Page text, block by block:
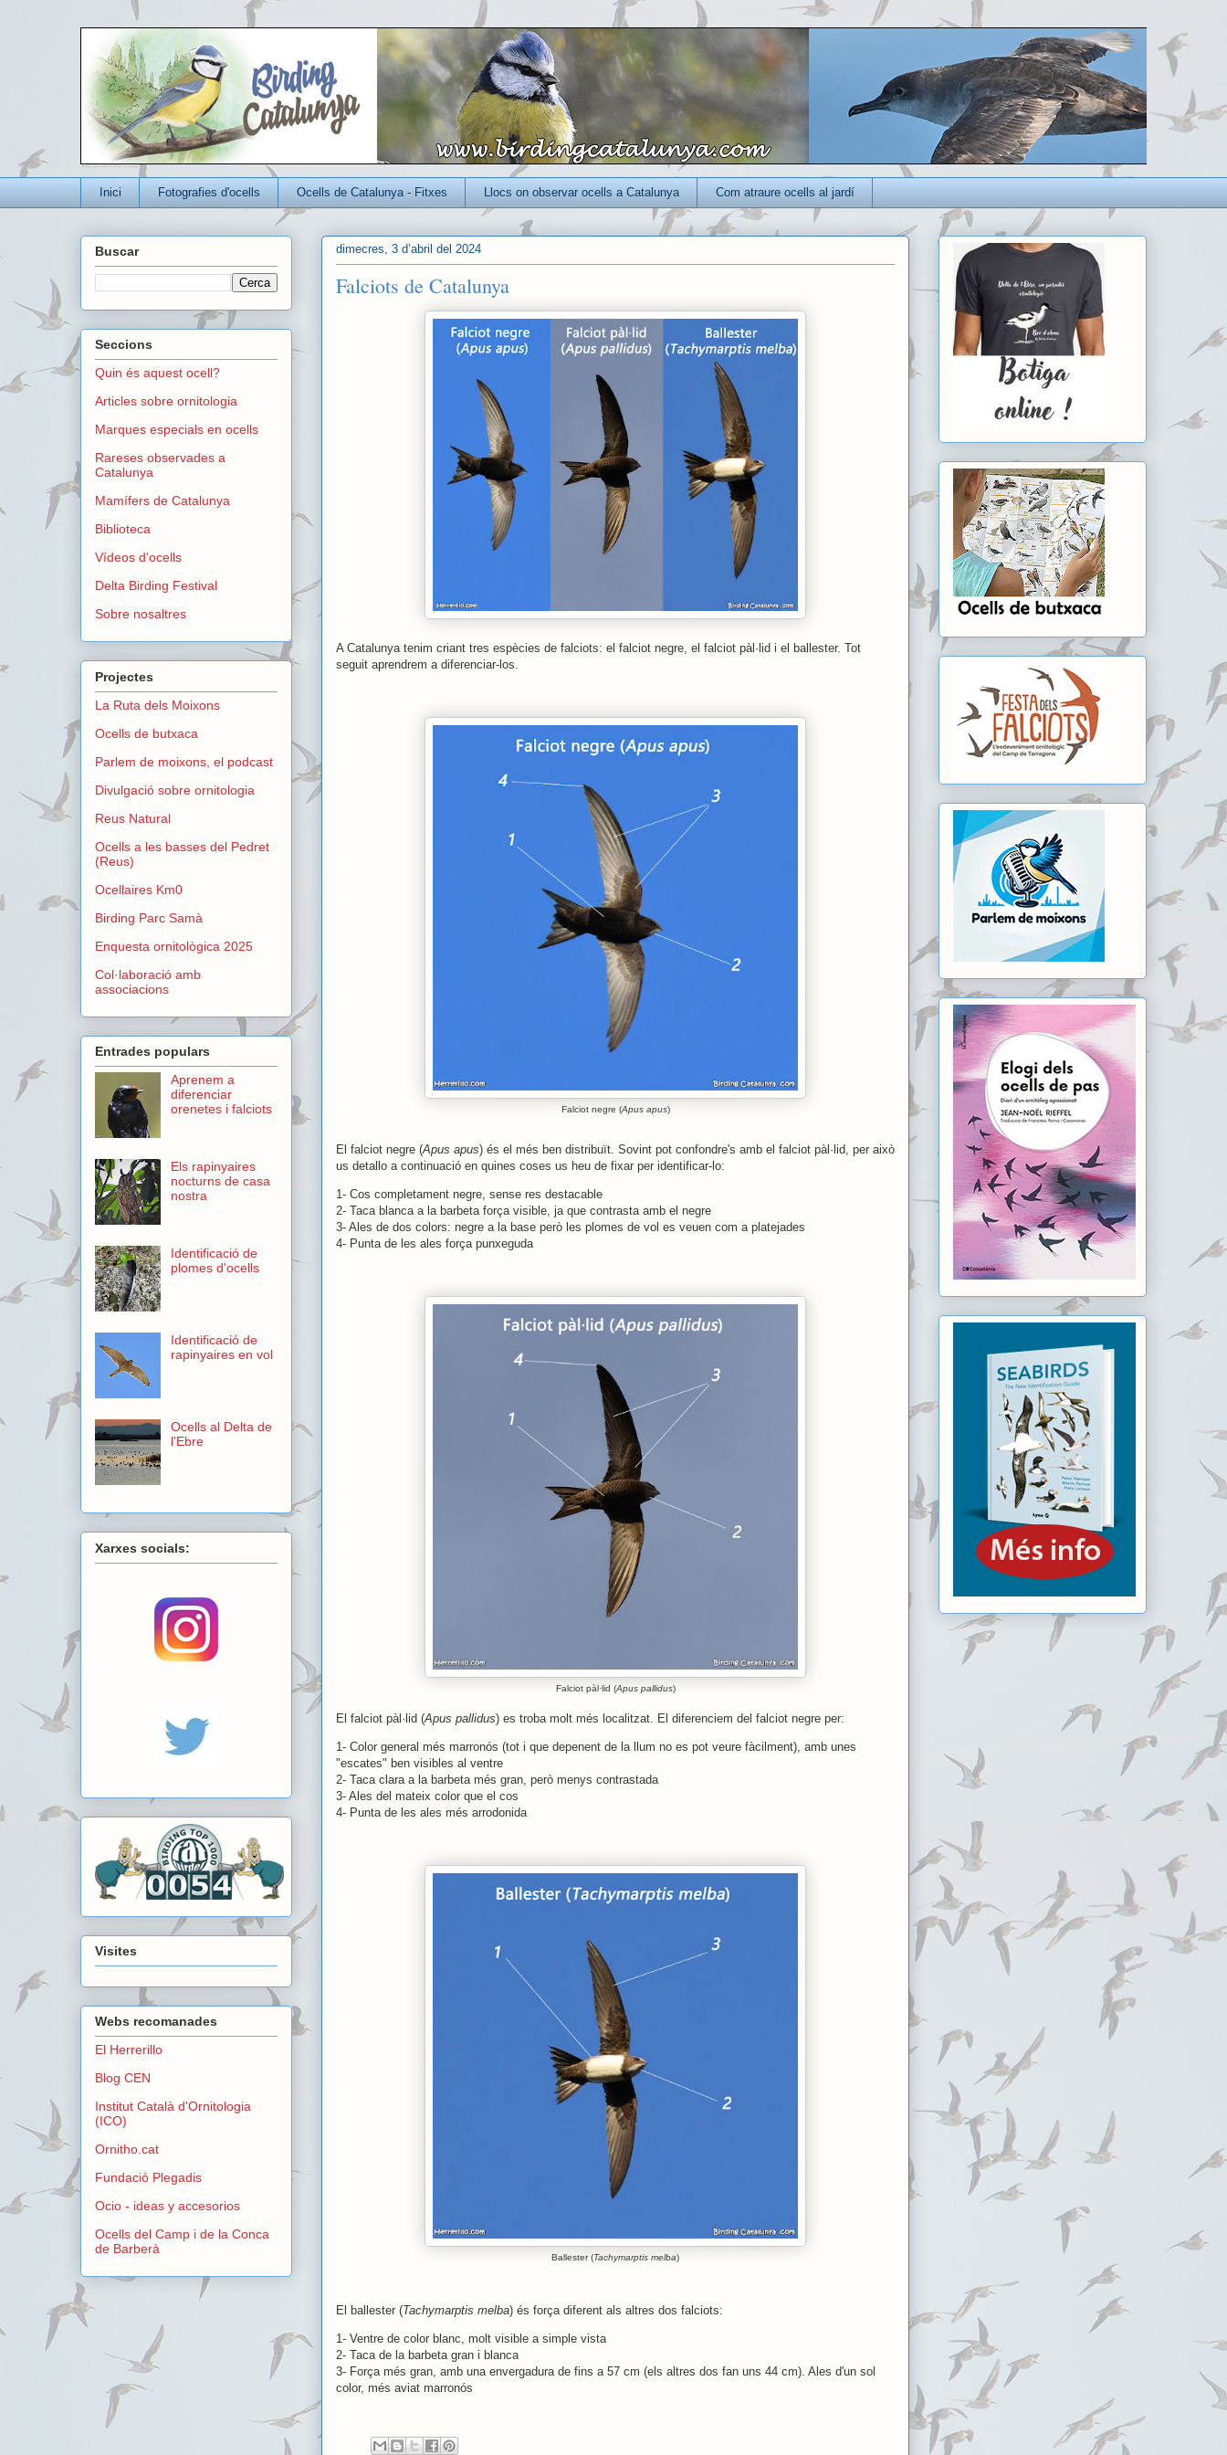
Un blog per conèixer millor els ocells que viuen a Catalunya
Inici Fotografies d'ocells Ocells de Catalunya - Fitxes Llocs on observar ocells a Catalunya Com atraure ocells al jardí
dimecres, 3 d’abril del 2024
Falciots de Catalunya
A Catalunya tenim criant tres espècies de falciots: el falciot negre, el falciot pàl·lid i el ballester. Tot
seguit aprendrem a diferenciar-los.
Falciot negre (Apus apus)
El falciot negre (Apus apus) és el més ben distribuït. Sovint pot confondre's amb el falciot pàl·lid, per això
us detallo a continuació en quines coses us heu de fixar per identificar-lo:
1- Cos completament negre, sense res destacable
2- Taca blanca a la barbeta força visible, ja que contrasta amb el negre
3- Ales de dos colors: negre a la base però les plomes de vol es veuen com a platejades
4- Punta de les ales força punxeguda
Falciot pàl·lid (Apus pallidus)
El falciot pàl·lid (Apus pallidus) es troba molt més localitzat. El diferenciem del falciot negre per:
1- Color general més marronós (tot i que depenent de la llum no es pot veure fàcilment), amb unes
"escates" ben visibles al ventre
2- Taca clara a la barbeta més gran, però menys contrastada
3- Ales del mateix color que el cos
4- Punta de les ales més arrodonida
Ballester (Tachymarptis melba)
El ballester (Tachymarptis melba) és força diferent als altres dos falciots:
1- Ventre de color blanc, molt visible a simple vista
2- Taca de la barbeta gran i blanca
3- Força més gran, amb una envergadura de fins a 57 cm (els altres dos fan uns 44 cm). Ales d'un sol
color, més aviat marronós
Buscar
Seccions
Quin és aquest ocell?
Articles sobre ornitologia
Marques especials en ocells
Rareses observades a
Catalunya
Mamífers de Catalunya
Biblioteca
Vídeos d'ocells
Delta Birding Festival
Sobre nosaltres
Projectes
La Ruta dels Moixons
Ocells de butxaca
Parlem de moixons, el podcast
Divulgació sobre ornitologia
Reus Natural
Ocells a les basses del Pedret
(Reus)
Ocellaires Km0
Birding Parc Samà
Enquesta ornitològica 2025
Col·laboració amb
associacions
Entrades populars
Aprenem a
diferenciar
orenetes i falciots
Els rapinyaires
nocturns de casa
nostra
Identificació de
plomes d'ocells
Identificació de
rapinyaires en vol
Ocells al Delta de
l'Ebre
Xarxes socials:
Visites
Webs recomanades
El Herrerillo
Blog CEN
Institut Català d'Ornitologia
(ICO)
Ornitho.cat
Fundació Plegadis
Ocio - ideas y accesorios
Ocells del Camp i de la Conca
de Barberà